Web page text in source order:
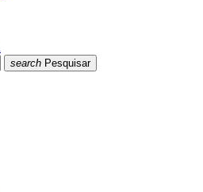
search Pesquisar